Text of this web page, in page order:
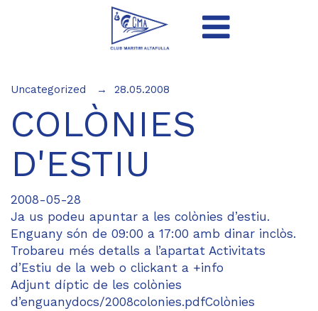
Uncategorized 28.05.2008
COLÒNIES
D'ESTIU
2008-05-28
Ja us podeu apuntar a les colònies d’estiu.
Enguany són de 09:00 a 17:00 amb dinar inclòs.
Trobareu més detalls a l’apartat Activitats
d’Estiu de la web o clickant a +info
Adjunt díptic de les colònies
d’enguanydocs/2008colonies.pdfColònies